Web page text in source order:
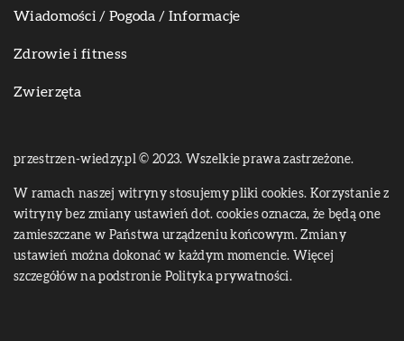
Wiadomości / Pogoda / Informacje
Zdrowie i fitness
Zwierzęta
przestrzen-wiedzy.pl © 2023. Wszelkie prawa zastrzeżone.
W ramach naszej witryny stosujemy pliki cookies. Korzystanie z
witryny bez zmiany ustawień dot. cookies oznacza, że będą one
zamieszczane w Państwa urządzeniu końcowym. Zmiany
ustawień można dokonać w każdym momencie. Więcej
szczegółów na podstronie Polityka prywatności.